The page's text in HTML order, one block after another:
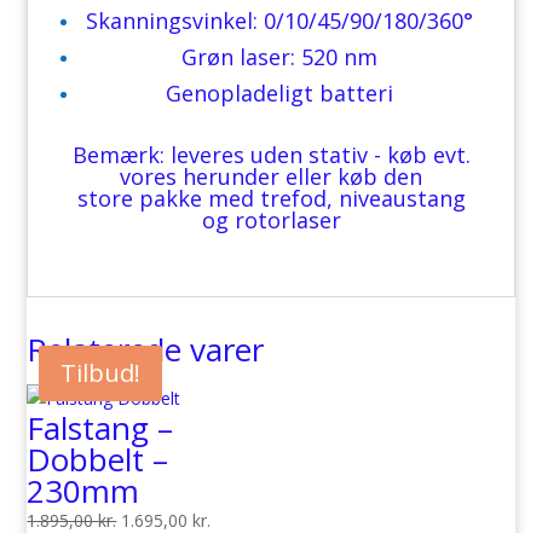
Skanningsvinkel: 0/10/45/90/180/360°
Grøn laser: 520 nm
Genopladeligt batteri
Bemærk: leveres uden stativ - køb evt.
vores herunder eller køb den
store pakke med trefod, niveaustang
og rotorlaser
Relaterede varer
Tilbud!
Falstang –
Dobbelt –
230mm
1.895,00kr. Den
1.695,00kr.
Tilbud!